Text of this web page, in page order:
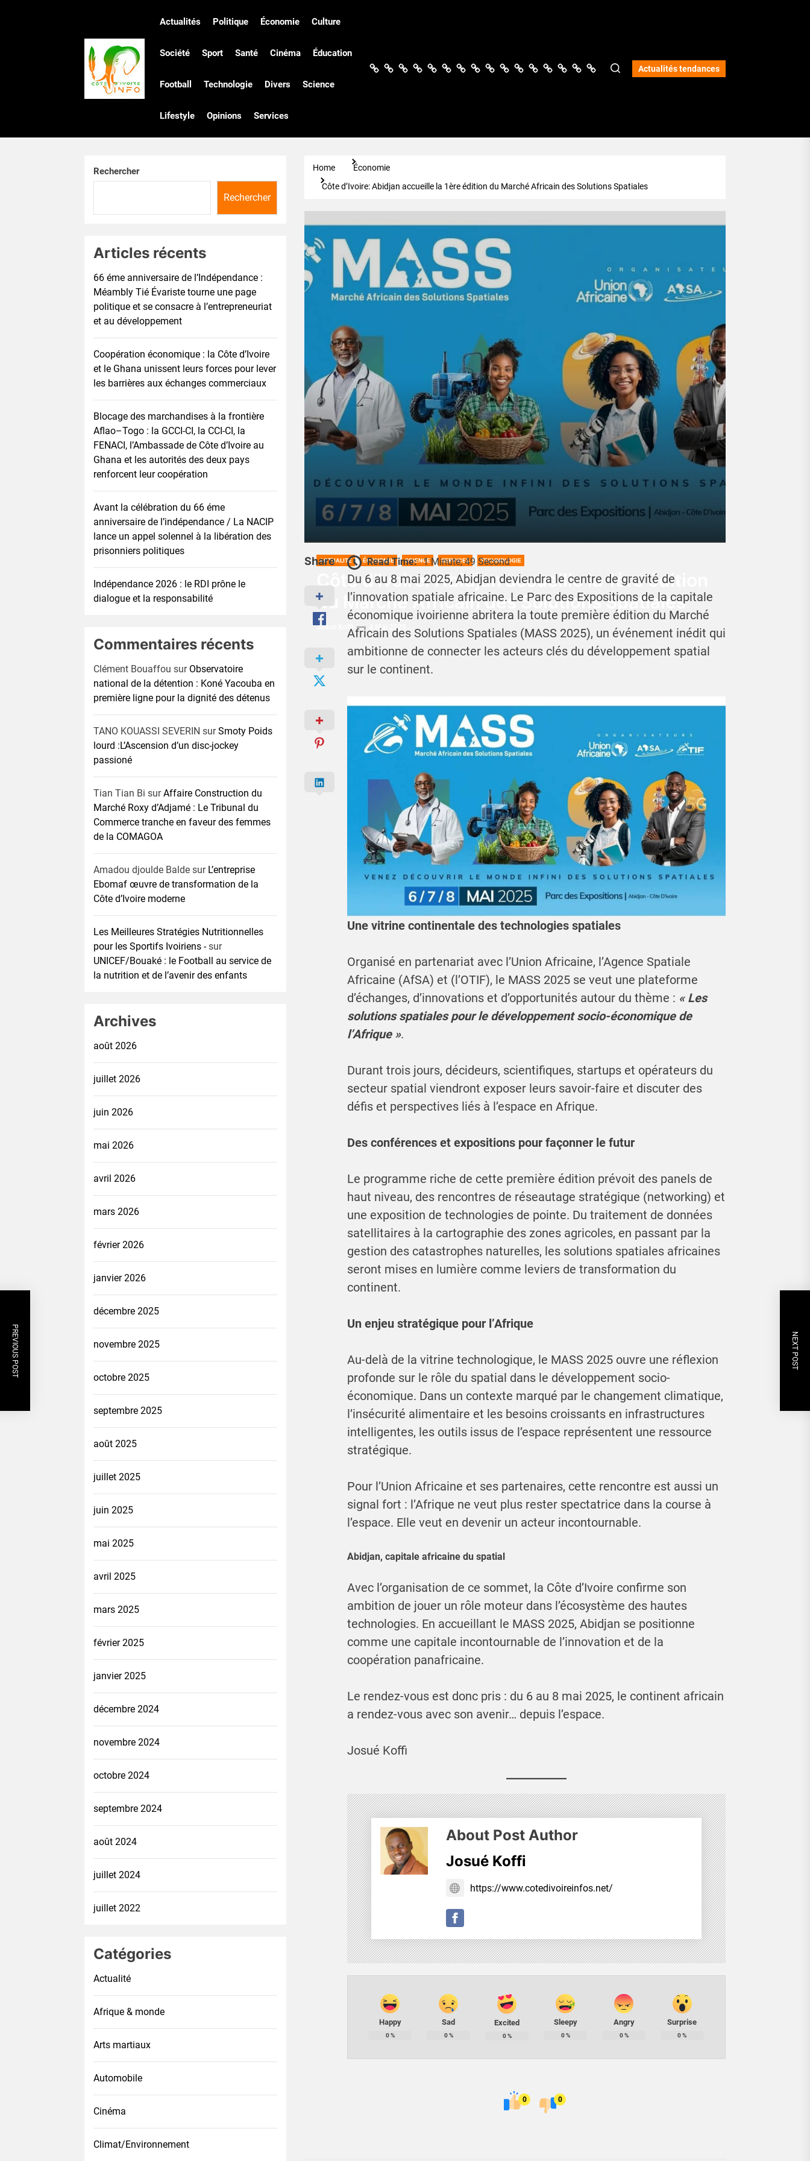
Côte
d'Ivoire
Infos
Actualités Politique Économie Culture
Société Sport Santé Cinéma Éducation
Football Technologie Divers Science
Lifestyle Opinions Services
Actualités
Politique
Économie
CultureSociété
SportSantéCinémaÉducation
Football
Technologie
DiversScience
Lifestyle
OpinionsServices Actualités tendances
Home
Économie
Côte d’Ivoire: Abidjan accueille la 1ère édition du Marché Africain des Solutions Spatiales
ACTUALITÉ ÉCONOMIE SCIENCE SERVICES TECHNOLOGIE
Côte d’Ivoire: Abidjan accueille la 1ère édition
du Marché Africain des Solutions Spatiales
Josué Koffi 4 Mai 2025
Share Read Time: 1 Minute, 49 Second
Du 6 au 8 mai 2025, Abidjan deviendra le centre de gravité de
l’innovation spatiale africaine. Le Parc des Expositions de la capitale
économique ivoirienne abritera la toute première édition du Marché
Africain des Solutions Spatiales (MASS 2025), un événement inédit qui
ambitionne de connecter les acteurs clés du développement spatial
sur le continent.
Une vitrine continentale des technologies spatiales
Organisé en partenariat avec l’Union Africaine, l’Agence Spatiale
Africaine (AfSA) et (l’OTIF), le MASS 2025 se veut une plateforme
d’échanges, d’innovations et d’opportunités autour du thème : « Les
solutions spatiales pour le développement socio-économique de
l’Afrique ».
Durant trois jours, décideurs, scientifiques, startups et opérateurs du
secteur spatial viendront exposer leurs savoir-faire et discuter des
défis et perspectives liés à l’espace en Afrique.
Des conférences et expositions pour façonner le futur
Le programme riche de cette première édition prévoit des panels de
haut niveau, des rencontres de réseautage stratégique (networking) et
une exposition de technologies de pointe. Du traitement de données
satellitaires à la cartographie des zones agricoles, en passant par la
gestion des catastrophes naturelles, les solutions spatiales africaines
seront mises en lumière comme leviers de transformation du
continent.
Un enjeu stratégique pour l’Afrique
Au-delà de la vitrine technologique, le MASS 2025 ouvre une réflexion
profonde sur le rôle du spatial dans le développement socio-
économique. Dans un contexte marqué par le changement climatique,
l’insécurité alimentaire et les besoins croissants en infrastructures
intelligentes, les outils issus de l’espace représentent une ressource
stratégique.
Pour l’Union Africaine et ses partenaires, cette rencontre est aussi un
signal fort : l’Afrique ne veut plus rester spectatrice dans la course à
l’espace. Elle veut en devenir un acteur incontournable.
Abidjan, capitale africaine du spatial
Avec l’organisation de ce sommet, la Côte d’Ivoire confirme son
ambition de jouer un rôle moteur dans l’écosystème des hautes
technologies. En accueillant le MASS 2025, Abidjan se positionne
comme une capitale incontournable de l’innovation et de la
coopération panafricaine.
Le rendez-vous est donc pris : du 6 au 8 mai 2025, le continent africain
a rendez-vous avec son avenir… depuis l’espace.
Josué Koffi
About Post Author
Josué Koffi
https://www.cotedivoireinfos.net/
Happy
0%
Sad
0%
Excited
0%
Sleepy
0%
Angry
0%
Surprise
0%
0 0
PREVIOUS POST NEXT POST
Rechercher
Rechercher
Articles récents
66 éme anniversaire de l’Indépendance :
Méambly Tié Évariste tourne une page
politique et se consacre à l’entrepreneuriat
et au développement
Coopération économique : la Côte d’Ivoire
et le Ghana unissent leurs forces pour lever
les barrières aux échanges commerciaux
Blocage des marchandises à la frontière
Aflao–Togo : la GCCI-CI, la CCI-CI, la
FENACI, l’Ambassade de Côte d’Ivoire au
Ghana et les autorités des deux pays
renforcent leur coopération
Avant la célébration du 66 éme
anniversaire de l’indépendance / La NACIP
lance un appel solennel à la libération des
prisonniers politiques
Indépendance 2026 : le RDI prône le
dialogue et la responsabilité
Commentaires récents
Clément Bouaffou sur Observatoire
national de la détention : Koné Yacouba en
première ligne pour la dignité des détenus
TANO KOUASSI SEVERIN surSmoty Poids
lourd :L’Ascension d’un disc-jockey
passioné
Tian Tian Bi surAffaire Construction du
Marché Roxy d’Adjamé : Le Tribunal du
Commerce tranche en faveur des femmes
de la COMAGOA
Amadou djoulde Balde sur L’entreprise
Ebomaf œuvre de transformation de la
Côte d’Ivoire moderne
Les Meilleures Stratégies Nutritionnelles
pour les Sportifs Ivoiriens -sur
UNICEF/Bouaké : le Football au service de
la nutrition et de l’avenir des enfants
Archives
août 2026
juillet 2026
juin 2026
mai 2026
avril 2026
mars 2026
février 2026
janvier 2026
décembre 2025
novembre 2025
octobre 2025
septembre 2025
août 2025
juillet 2025
juin 2025
mai 2025
avril 2025
mars 2025
février 2025
janvier 2025
décembre 2024
novembre 2024
octobre 2024
septembre 2024
août 2024
juillet 2024
juillet 2022
Catégories
Actualité
Afrique & monde
Arts martiaux
Automobile
Cinéma
Climat/Environnement